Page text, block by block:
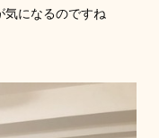
気になるのですね